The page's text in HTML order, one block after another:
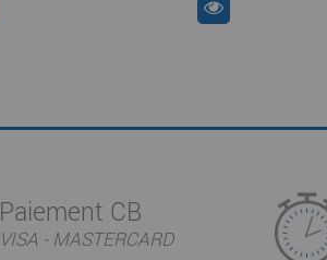
Paiement CB
VISA - MASTERCARD